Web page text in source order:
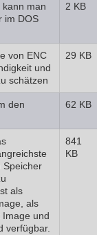
man
im DOS
2 KB
von ENC
und
schätzen
29 KB
den
62 KB
Speicher
als
als
Image und
verfügbar.
841
KB